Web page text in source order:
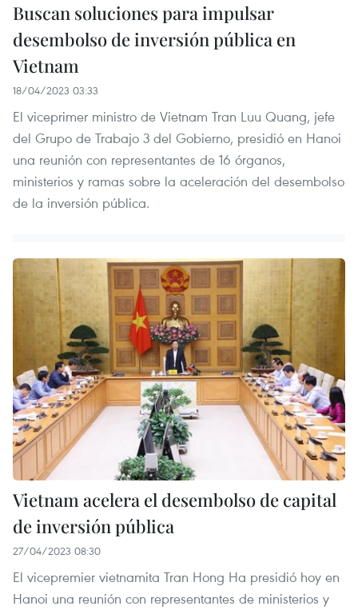
Buscan soluciones para impulsar
desembolso de inversión pública en
Vietnam
18/04/2023 03:33
El viceprimer ministro de Vietnam Tran Luu Quang, jefe
del Grupo de Trabajo 3 del Gobierno, presidió en Hanoi
una reunión con representantes de 16 órganos,
ministerios y ramas sobre la aceleración del desembolso
de la inversión pública.
Vietnam acelera el desembolso de capital
de inversión pública
27/04/2023 08:30
El vicepremier vietnamita Tran Hong Ha presidió hoy en
Hanoi una reunión con representantes de ministerios y